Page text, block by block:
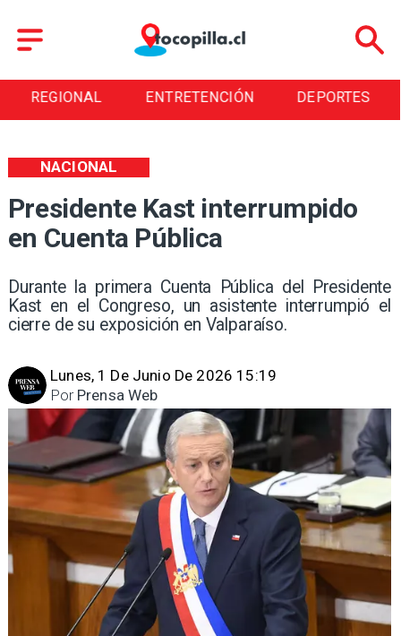
ENTRETENCIÓN DEPORTES CULTURA
Presidente Kast interrumpido
en Cuenta Pública
Durante la primera Cuenta Pública del Presidente
Kast en el Congreso, un asistente interrumpió el
cierre de su exposición en Valparaíso.
NACIONAL
Lunes, 1 De Junio De 2026 15:19
Prensa Web
Por